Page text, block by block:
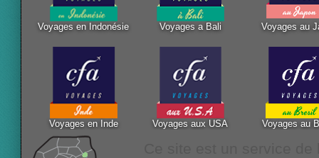
Voyages en Indonésie Voyages a Bali Voyages au
Voyages en Inde Voyages aux USA Voyages au